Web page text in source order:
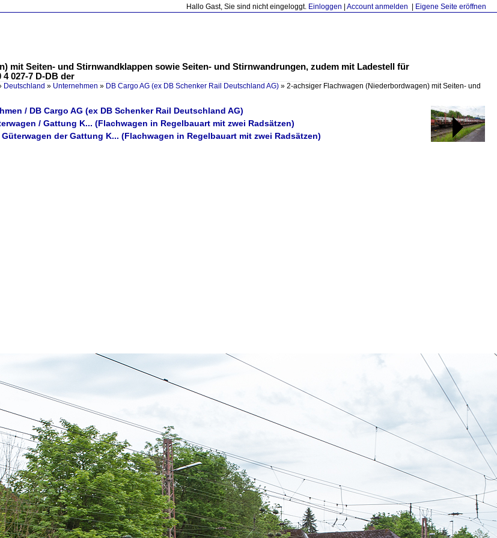
Hallo Gast, Sie sind nicht eingeloggt. Einloggen Account anmelden Eigene Seite eröffnen
mit Seiten- und Stirnwandklappen sowie Seiten- und Stirnwandrungen, zudem mit Ladestell für
4 027-7 D-DB der
Deutschland » Unternehmen » DB Cargo AG (ex DB Schenker Rail Deutschland AG) » 2-achsiger Flachwagen (Niederbordwagen) mit Seiten- und
/ DB Cargo AG (ex DB Schenker Rail Deutschland AG)
/ Gattung K... (Flachwagen in Regelbauart mit zwei Radsätzen)
der Gattung K... (Flachwagen in Regelbauart mit zwei Radsätzen)